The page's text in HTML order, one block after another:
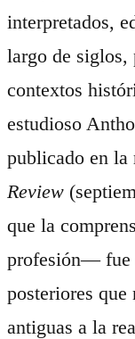
interpretados,
largo de siglos,
contextos
estudioso
publicado en la
Review
que la
profesión— fue
posteriores que
antiguas a la